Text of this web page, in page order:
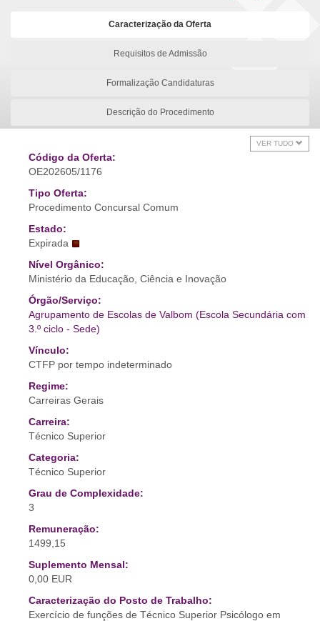
Caracterização da Oferta
Requisitos de Admissão
Formalização Candidaturas
Descrição do Procedimento
VER TUDO
Código da Oferta:
OE202605/1176
Tipo Oferta:
Procedimento Concursal Comum
Estado:
Expirada
Nível Orgânico:
Ministério da Educação, Ciência e Inovação
Órgão/Serviço:
Agrupamento de Escolas de Valbom (Escola Secundária com
3.º ciclo - Sede)
Vínculo:
CTFP por tempo indeterminado
Regime:
Carreiras Gerais
Carreira:
Técnico Superior
Categoria:
Técnico Superior
Grau de Complexidade:
3
Remuneração:
1499,15
Suplemento Mensal:
0,00 EUR
Caracterização do Posto de Trabalho:
Exercício de funções de Técnico Superior Psicólogo em